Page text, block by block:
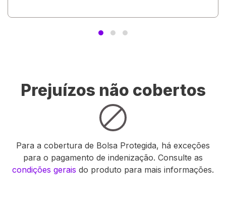
Prejuízos não cobertos
Para a cobertura de Bolsa Protegida, há exceções
para o pagamento de indenização. Consulte as
condições gerais do produto para mais informações.